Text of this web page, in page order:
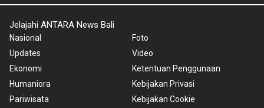
Jelajahi ANTARA News Bali
Nasional
Updates
Ekonomi
Humaniora
Pariwisata
Foto
Video
Ketentuan Penggunaan
Kebijakan Privasi
Kebijakan Cookie